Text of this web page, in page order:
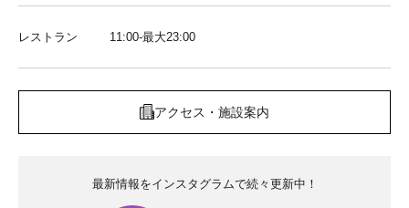
レストラン 11:00-最大23:00
アクセス・施設案内
最新情報をインスタグラムで続々更新中！